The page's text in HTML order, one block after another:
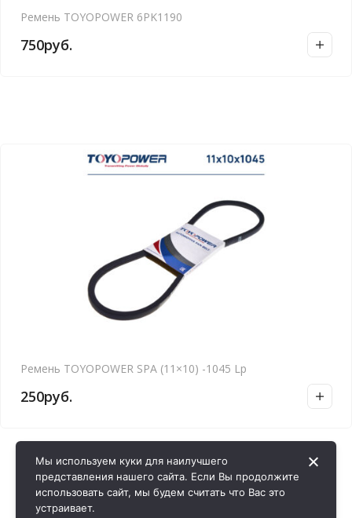
Ремень TOYOPOWER 6PK1190
750руб.
Ремень TOYOPOWER SPA (11×10) -1045 Lp
250руб.
Мы используем куки для наилучшего
представления нашего сайта. Если Вы продолжите
использовать сайт, мы будем считать что Вас это
устраивает.